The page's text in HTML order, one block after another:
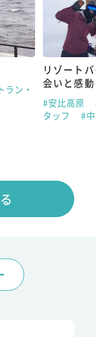
ラン・
リゾート
会いと感
#安比高原
タッフ
#